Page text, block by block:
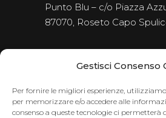
Gestisci Consenso
Per fornire le migliori esperienze,
per memorizzare e/o accedere alle
consenso a queste tecnologie ci permetterà
Punto Blu – c/o Piazza
87070, Roseto Capo
Seguici sui